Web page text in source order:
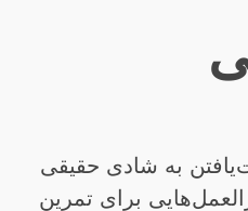
به شادی حقیقی
برای تمرین